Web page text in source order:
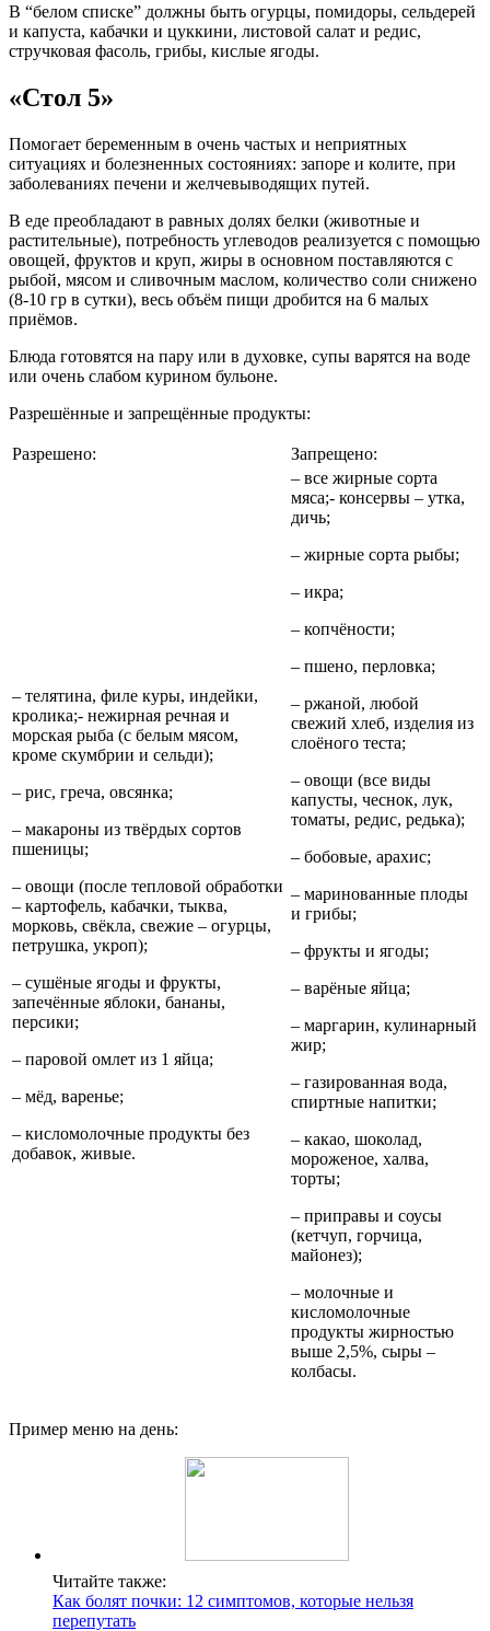
В “белом списке” должны быть огурцы, помидоры, сельдерей
и капуста, кабачки и цуккини, листовой салат и редис,
стручковая фасоль, грибы, кислые ягоды.
«Стол 5»
Помогает беременным в очень частых и неприятных
ситуациях и болезненных состояниях: запоре и колите, при
заболеваниях печени и желчевыводящих путей.
В еде преобладают в равных долях белки (животные и
растительные), потребность углеводов реализуется с помощью
овощей, фруктов и круп, жиры в основном поставляются с
рыбой, мясом и сливочным маслом, количество соли снижено
(8-10 гр в сутки), весь объём пищи дробится на 6 малых
приёмов.
Блюда готовятся на пару или в духовке, супы варятся на воде
или очень слабом курином бульоне.
Разрешённые и запрещённые продукты:
Разрешено: Запрещено:
– телятина, филе куры, индейки,
кролика;- нежирная речная и
морская рыба (с белым мясом,
кроме скумбрии и сельди);
– рис, греча, овсянка;
– макароны из твёрдых сортов
пшеницы;
– овощи (после тепловой обработки
– картофель, кабачки, тыква,
морковь, свёкла, свежие – огурцы,
петрушка, укроп);
– сушёные ягоды и фрукты,
запечённые яблоки, бананы,
персики;
– паровой омлет из 1 яйца;
– мёд, варенье;
– кисломолочные продукты без
добавок, живые.
– все жирные сорта
мяса;- консервы – утка,
дичь;
– жирные сорта рыбы;
– икра;
– копчёности;
– пшено, перловка;
– ржаной, любой
свежий хлеб, изделия из
слоёного теста;
– овощи (все виды
капусты, чеснок, лук,
томаты, редис, редька);
– бобовые, арахис;
– маринованные плоды
и грибы;
– фрукты и ягоды;
– варёные яйца;
– маргарин, кулинарный
жир;
– газированная вода,
спиртные напитки;
– какао, шоколад,
мороженое, халва,
торты;
– приправы и соусы
(кетчуп, горчица,
майонез);
– молочные и
кисломолочные
продукты жирностью
выше 2,5%, сыры –
колбасы.
Пример меню на день:
Читайте также:
Как болят почки: 12 симптомов, которые нельзя
перепутать